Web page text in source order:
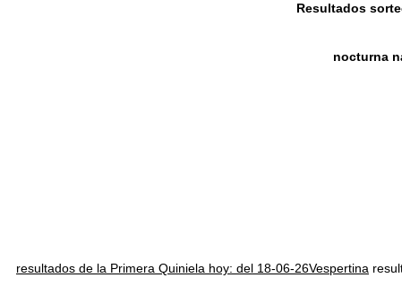
Resultados
nocturna
resultados de la Primera Quiniela hoy: del 18-06-26Vespertina